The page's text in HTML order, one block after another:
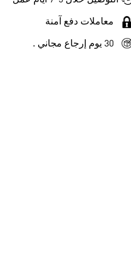
معاملات دفع آمنة
30 يوم إرجاع مجاني .